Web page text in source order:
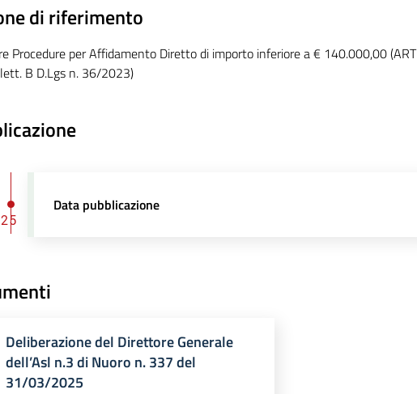
di riferimento
Procedure per Affidamento Diretto di importo inferiore a € 140.000,00 (ART
B D.Lgs n. 36/2023)
Data pubblicazione
Deliberazione del Direttore Generale
dell’Asl n.3 di Nuoro n. 337 del
31/03/2025